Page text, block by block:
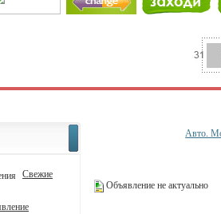
Авто.
Объявление не актуально
Свежие